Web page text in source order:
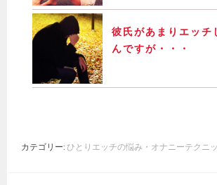
彼氏があまりエッチ
んですが・・・
カテゴリー:ひとりエッチの悩み・オナニーテクニ